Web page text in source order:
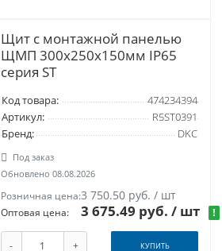
Щит с монтажной панелью
ЩМП 300x250x150мм IP65
серия ST
Код товара:
474234394
Артикул:
R5ST0391
Бренд:
DKC
Под заказ
Обновлено 08.08.2026
Розничная цена:3 750.50 руб. / шт
Оптовая цена: 3 675.49 руб./ шт !
- + КУПИТЬ